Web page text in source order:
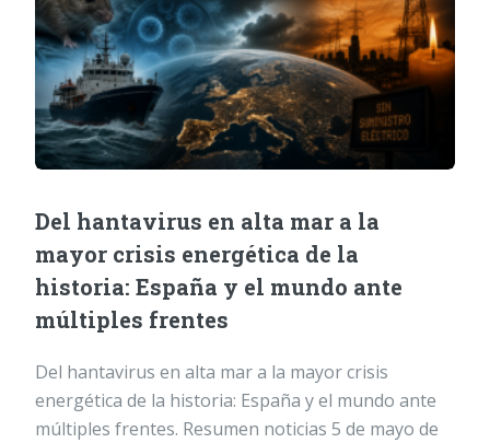
Del hantavirus en alta mar a la
mayor crisis energética de la
historia: España y el mundo ante
múltiples frentes
Del hantavirus en alta mar a la mayor crisis
energética de la historia: España y el mundo ante
múltiples frentes. Resumen noticias 5 de mayo de